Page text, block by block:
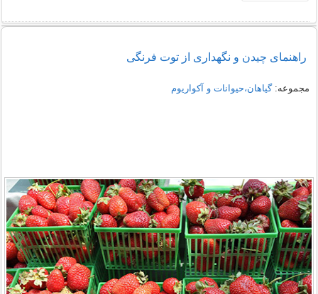
راهنمای چیدن و نگهداری از توت فرنگی
مجموعه:گیاهان،حیوانات و آکواریوم